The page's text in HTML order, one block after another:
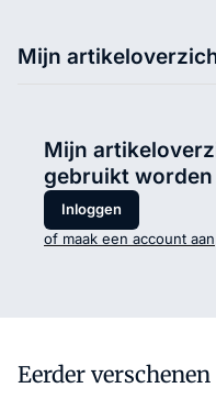
Mijn
Mijn
gebruikt
Inloggen
of maak een account aan
Eerder verschenen